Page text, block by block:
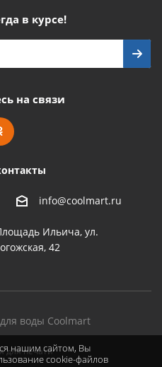
в курсе!
на связи
info@coolmart.ru
Ильича, ул.
42
воды Coolmart
для печати
нашим сайтом, Вы
cookie-файлов